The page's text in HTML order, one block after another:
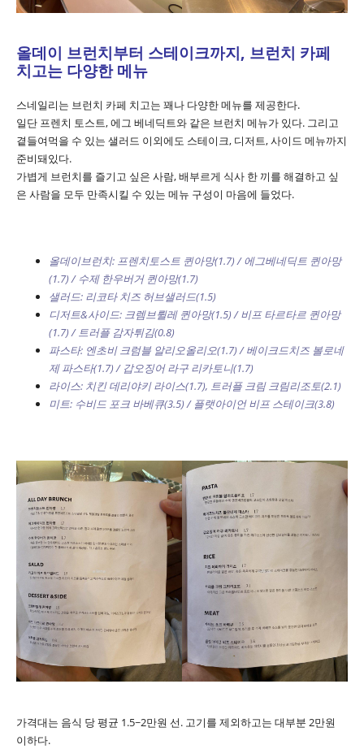
올데이 브런치부터 스테이크까지, 브런치 카페
치고는 다양한 메뉴
스네일리는 브런치 카페 치고는 꽤나 다양한 메뉴를 제공한다.
일단 프렌치 토스트, 에그 베네딕트와 같은 브런치 메뉴가 있다. 그리고
곁들여먹을 수 있는 샐러드 이외에도 스테이크, 디저트, 사이드 메뉴까지
준비돼있다.
가볍게 브런치를 즐기고 싶은 사람, 배부르게 식사 한 끼를 해결하고 싶
은 사람을 모두 만족시킬 수 있는 메뉴 구성이 마음에 들었다.
올데이브런치: 프렌치토스트 퀸아망(1.7) / 에그베네딕트 퀸아망
(1.7) / 수제 한우버거 퀸아망(1.7)
샐러드: 리코타 치즈 허브샐러드(1.5)
디저트&사이드: 크렘브륄레 퀸아망(1.5) / 비프 타르타르 퀸아망
(1.7) / 트러플 감자튀김(0.8)
파스타: 엔초비 크럼블 알리오올리오(1.7) / 베이크드치즈 볼로네
제 파스타(1.7) / 갑오징어 라구 리카토니(1.7)
라이스: 치킨 데리야키 라이스(1.7), 트러플 크림 크림리조토(2.1)
미트: 수비드 포크 바베큐(3.5) / 플랫아이언 비프 스테이크(3.8)
가격대는 음식 당 평균 1.5~2만원 선. 고기를 제외하고는 대부분 2만원
이하다.